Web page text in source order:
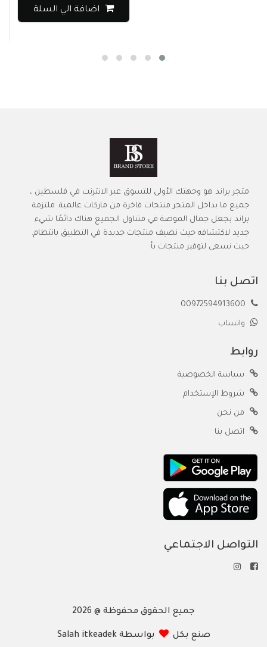
اضافة الي السلة
متجر براند هو وجهتك الأولى للتسوق عبر الانترنت في فلسطين ،
جميع ما بداخل المتجر منتجات فاخرة من ماركات عالمية. ملتزمة
براند بجعل جمال الموضة في متناول الجميع هناك دائمًا شيء
جديد لاكتشافه حيث نضيف منتجات جديدة في التطبيق بانتظام.
حيث نسعى لتوفير منتجات بأ
اتصل بنا
واتساب
روابط
سياسة الخصوصية
شروط الإستخدام
من نحن
اتصل بنا
التواصل الاجتماعي
جميع الحقوق محفوظة @ 2026
صنع بكل بواسطة Salah itkeadek